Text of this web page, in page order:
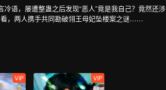
语，屡遭整蛊之后发现“恶人”竟是我自己？竟然还涉
看，两人携手共同勘破翎王母妃坠楼案之谜……
VIP VIP